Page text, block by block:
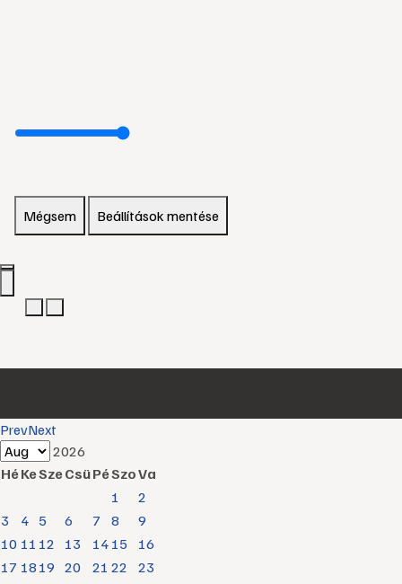
Mégsem Beállítások mentése
PrevNext
2026
HéKeSzeCsüPéSzoVa
1
2
3
4 5 6 7 8
9
10 11 12 13 14 15
16
17 18 19 20 21 22
23